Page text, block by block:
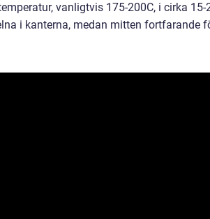
vanligtvis 175-200C, i cirka
i kanterna, medan mitten fortfarande